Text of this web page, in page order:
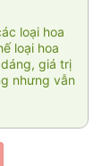
loại hoa
loại hoa
giá trị
nhưng vẫn